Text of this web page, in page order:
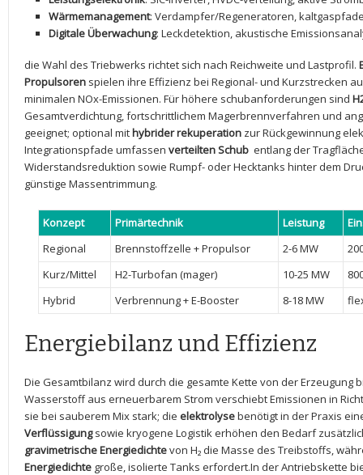
Wärmemanagement: ​Verdampfer/Regeneratoren,
Digitale Überwachung: Leckdetektion, akustische
die Wahl des ⁢Triebwerks richtet sich nach Reichweite und Lastprofil.
Propulsoren spielen ihre Effizienz bei Regional- und Kurzstrecken
minimalen NOx-Emissionen. Für‌ höhere schubanforderungen sind
Gesamtverdichtung, fortschrittlichem Magerbrennverfahren und
geeignet; optional mithybrider rekuperation ​zur Rückgewinnung
Integrationspfade umfassen verteilten Schub entlang der
Widerstandsreduktion ⁣sowie Rumpf- oder Hecktanks hinter dem
günstige Massentrimmung.
Konzept Primärtechnik Leistung
Regional
Brennstoffzelle + Propulsor 2-6 MW
Kurz/Mittel
H2-Turbofan (mager) 10-25 MW
Hybrid
Verbrennung + E-Booster 8-18 MW
Energiebilanz und Effizienz
Die Gesamtbilanz ​wird durch die gesamte Kette von der Erzeugung
Wasserstoff aus erneuerbarem Strom verschiebt ⁣Emissionen in
sie bei sauberem Mix stark; die elektrolysebenötigt⁣ in der Praxis
Verflüssigungsowie kryogene Logistik erhöhen den Bedarf
gravimetrische Energiedichtevon H₂ die‌ Masse des Treibstoffs,
⁢Energiedichte große, isolierte ⁢Tanks erfordert.In der Antriebskette